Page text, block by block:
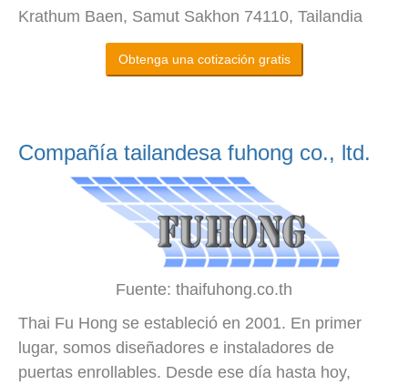
Krathum Baen, Samut Sakhon 74110, Tailandia
Obtenga una cotización gratis
Compañía tailandesa fuhong co., ltd.
Fuente: thaifuhong.co.th
Thai Fu Hong se estableció en 2001. En primer
lugar, somos diseñadores e instaladores de
puertas enrollables. Desde ese día hasta hoy,